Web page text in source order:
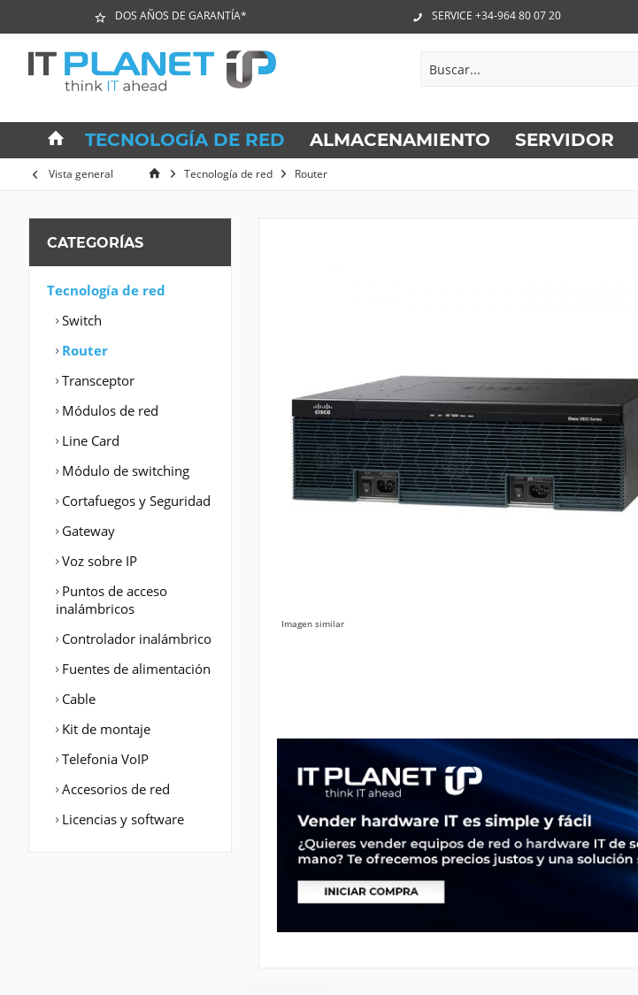
DOS AÑOS DE GARANTÍA* SERVICE +34-964 80 07 20
TECNOLOGÍA DE RED ALMACENAMIENTO SERVIDOR
Vista general Tecnología de red Router
CATEGORÍAS
Tecnología de red
Switch
Router
Transceptor
Módulos de red
Line Card
Módulo de switching
Cortafuegos y Seguridad
Gateway
Voz sobre IP
Puntos de acceso
inalámbricos
Controlador inalámbrico
Fuentes de alimentación
Cable
Kit de montaje
Telefonia VoIP
Accesorios de red
Licencias y software
Imagen similar